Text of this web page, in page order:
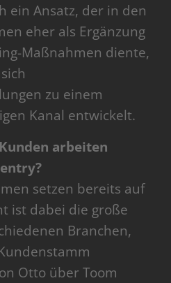
ein Ansatz, der in den
eher als Ergänzung
Maßnahmen diente,
zu einem
Kanal entwickelt.
arbeiten
setzen bereits auf
ist dabei die große
Branchen,
Otto über Toom